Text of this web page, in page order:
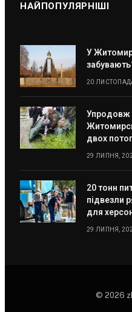
НАЙПОПУЛЯРНІШІ
У
20
Упродовж
двох
29 ЛИПНЯ,
20 тонн
підвезли
для
29 ЛИПНЯ,
© 2026